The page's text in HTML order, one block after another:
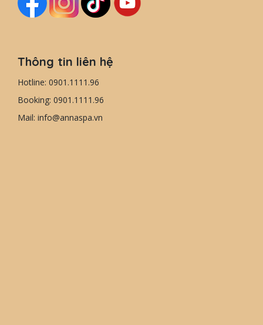
Thông tin liên hệ
Hotline: 0901.1111.96
Booking: 0901.1111.96
Mail: info@annaspa.vn